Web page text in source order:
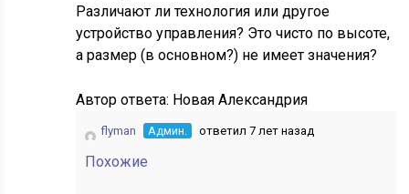
Различают ли технология или другое
устройство управления? Это чисто по высоте,
а размер (в основном?) не имеет значения?
Автор ответа: Новая Александрия
flyman Админ. ответил 7 лет назад
Похожие